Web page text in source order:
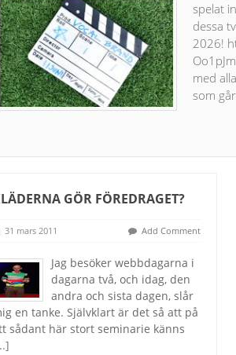
spelat
dessa
2026!
med
som
GÖR FÖREDRAGET?
31 mars 2011 Add Comment
Jag besöker webbdagarna i
dagarna två, och idag, den
andra och sista dagen, slår
en tanke. Självklart är det så att på
sådant här stort seminarie känns